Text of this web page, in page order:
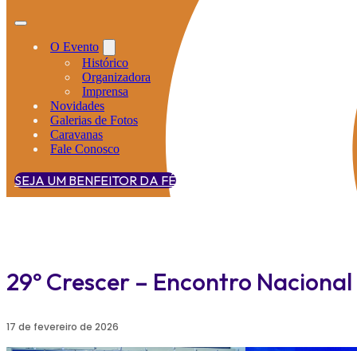
O Evento
Histórico
Organizadora
Imprensa
Novidades
Galerias de Fotos
Caravanas
Fale Conosco
SEJA UM BENFEITOR DA FÉ
29º Crescer – Encontro
17 de fevereiro de 2026